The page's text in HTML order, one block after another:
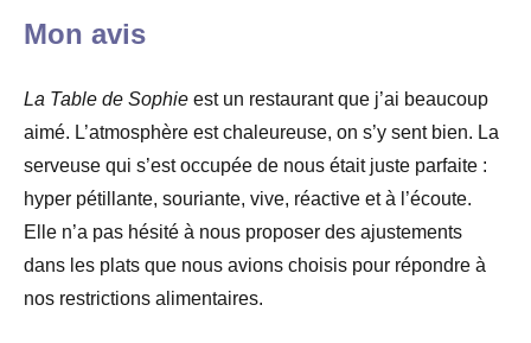
Mon avis
La Table de Sophie est un restaurant que j’ai beaucoup
aimé. L’atmosphère est chaleureuse, on s’y sent bien. La
serveuse qui s’est occupée de nous était juste parfaite :
hyper pétillante, souriante, vive, réactive et à l’écoute.
Elle n’a pas hésité à nous proposer des ajustements
dans les plats que nous avions choisis pour répondre à
nos restrictions alimentaires.